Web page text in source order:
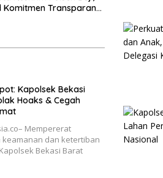
Komitmen Transparansi
Kapolsek Bekasi
Hoaks & Cegah
Mempererat
dan ketertiban
Bekasi Barat